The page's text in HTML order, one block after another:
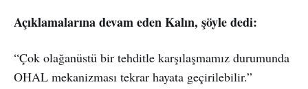
Açıklamalarına devam eden Kalın, şöyle dedi:
“Çok olağanüstü bir tehditle karşılaşmamız durumunda
OHAL mekanizması tekrar hayata geçirilebilir.”